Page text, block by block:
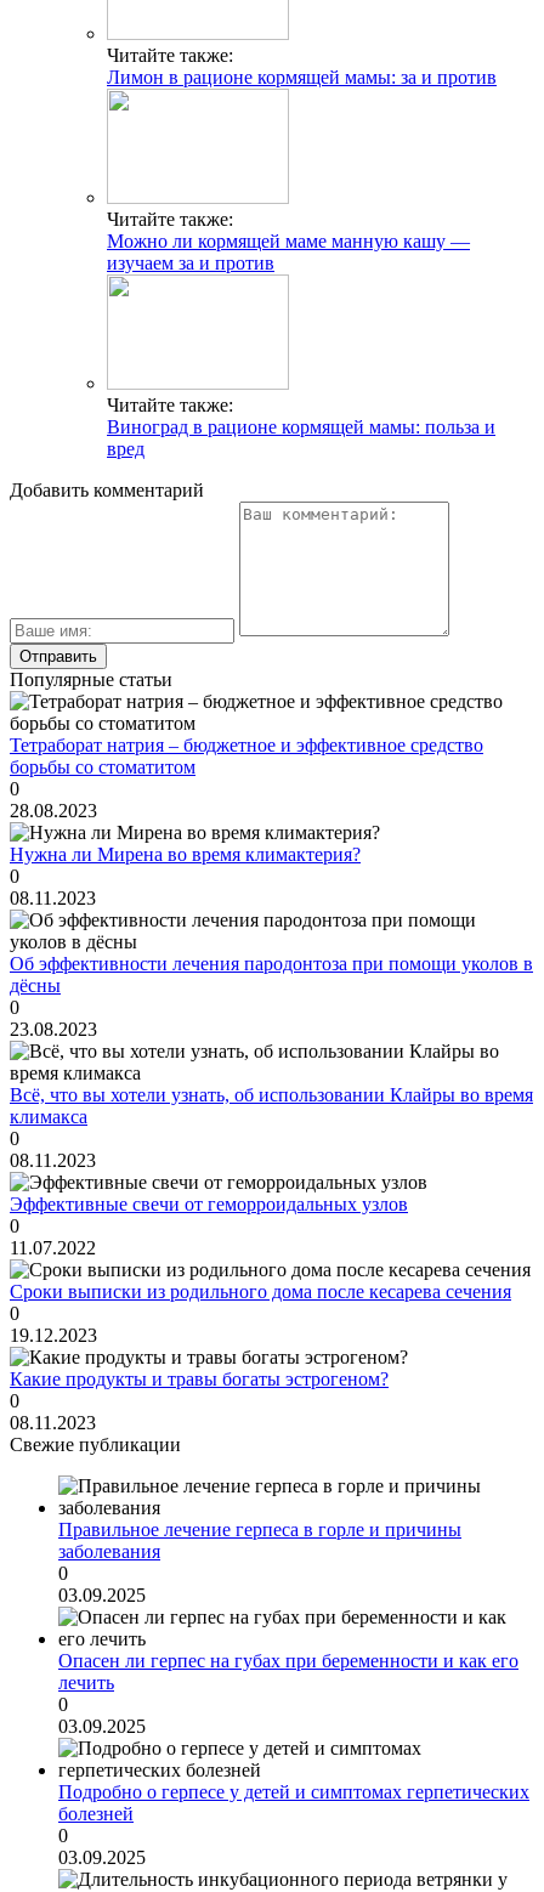
Читайте также:
Лимон в рационе кормящей мамы: за и против
Читайте также:
Можно ли кормящей маме манную кашу —
изучаем за и против
Читайте также:
Виноград в рационе кормящей мамы: польза и
вред
Добавить комментарий
Популярные статьи
Тетраборат натрия – бюджетное и эффективное средство
борьбы со стоматитом
0
28.08.2023
Нужна ли Мирена во время климактерия?
0
08.11.2023
Об эффективности лечения пародонтоза при помощи уколов в
дёсны
0
23.08.2023
Всё, что вы хотели узнать, об использовании Клайры во время
климакса
0
08.11.2023
Эффективные свечи от геморроидальных узлов
0
11.07.2022
Сроки выписки из родильного дома после кесарева сечения
0
19.12.2023
Какие продукты и травы богаты эстрогеном?
0
08.11.2023
Свежие публикации
Правильное лечение герпеса в горле и причины
заболевания
0
03.09.2025
Опасен ли герпес на губах при беременности и как его
лечить
0
03.09.2025
Подробно о герпесе у детей и симптомах герпетических
болезней
0
03.09.2025